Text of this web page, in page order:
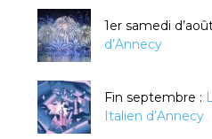
1er samedi
d’Annecy
Fin septembre :
Italien d’Annecy